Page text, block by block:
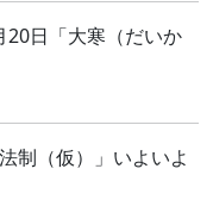
日「大寒（だいか
制（仮）」いよいよ